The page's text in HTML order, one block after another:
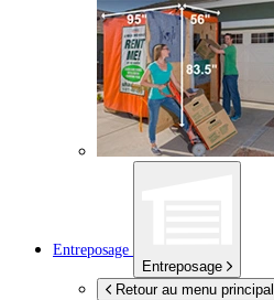
Entreposage
Entreposage
Retour au menu principal